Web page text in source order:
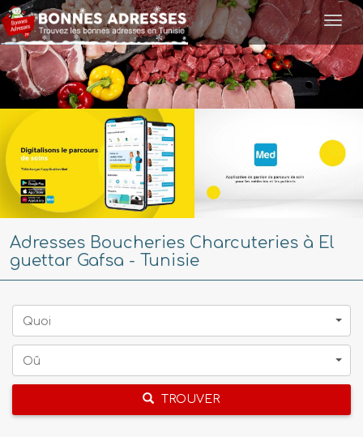
Adresses Boucheries Charcuteries à El
guettar Gafsa - Tunisie
Quoi
Oû
TROUVER